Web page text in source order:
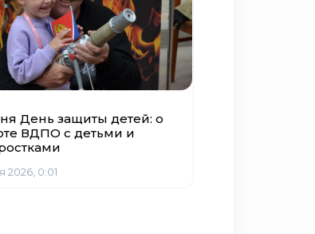
День защиты детей: о
ВДПО с детьми и
2026, 0:01